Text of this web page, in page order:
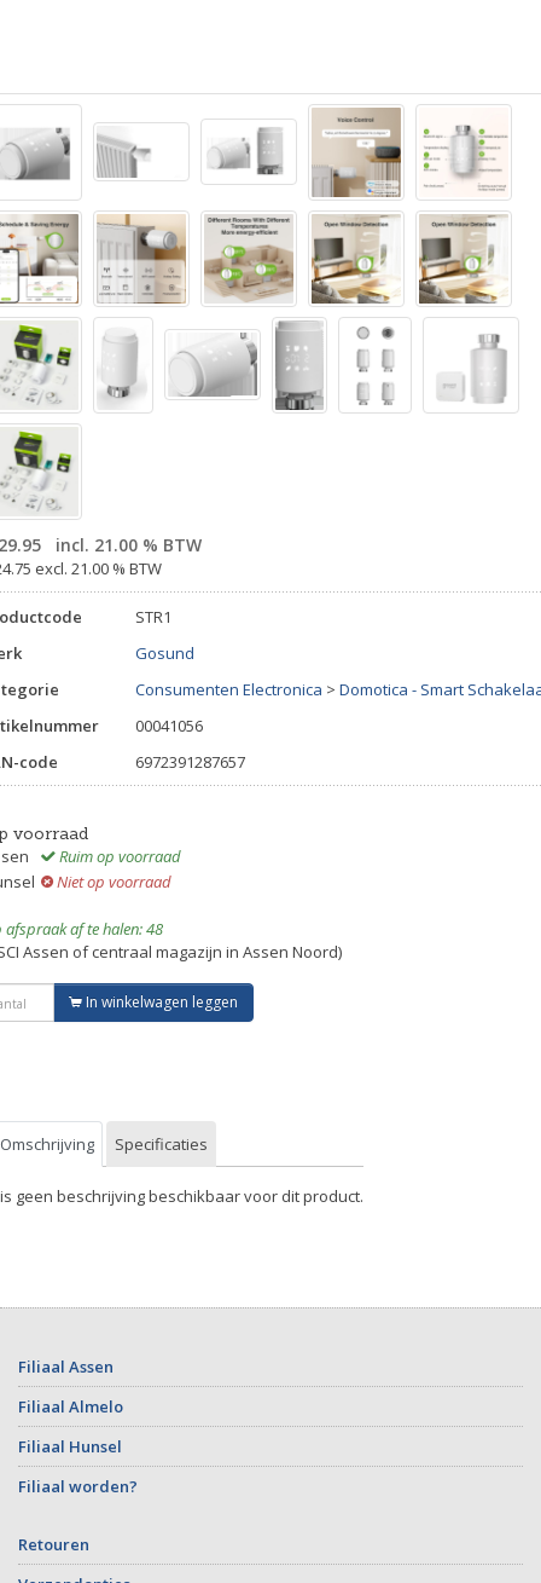
incl. 21.00 % BTW
excl. 21.00 % BTW
STR1
Gosund
Consumenten Electronica > Domotica - Smart
00041056
code
6972391287657
voorraad
Ruim op voorraad
Niet op voorraad
afspraak af te halen: 48
Assen of centraal magazijn in Assen Noord)
In winkelwagen leggen
Omschrijving Specificaties
geen beschrijving beschikbaar voor dit product.
Filiaal Assen
Filiaal Almelo
Filiaal Hunsel
Filiaal worden?
Retouren